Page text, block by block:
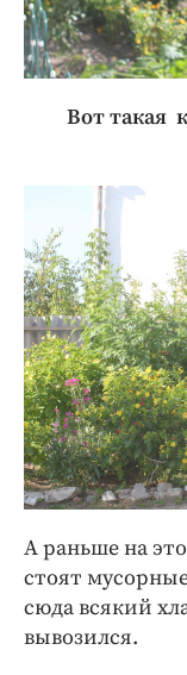
Вот такая
А раньше на
стоят
сюда всякий
вывозился.